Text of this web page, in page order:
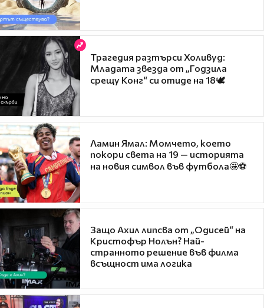
Трагедия разтърси Холивуд:
Младата звезда от „Годзила
срещу Конг“ си отиде на 18🕊️
Ламин Ямал: Момчето, което
покори света на 19 — историята
на новия символ във футбола🤩⚽
Защо Ахил липсва от „Одисей“ на
Кристофър Нолън? Най-
странното решение във филма
всъщност има логика